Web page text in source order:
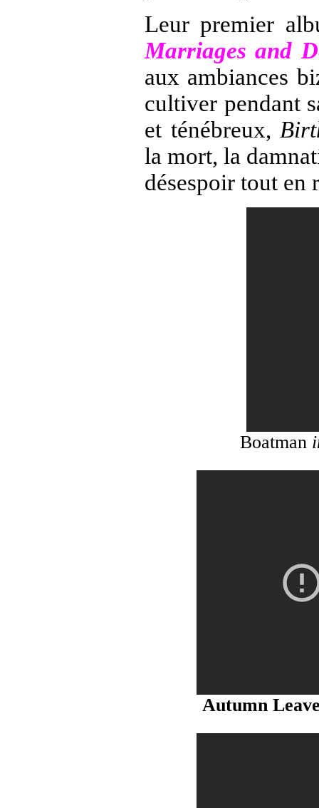
Leur premier
Marriages and
aux ambiances
cultiver pendant
et ténébreux,
la mort, la
désespoir tout en
Boatman
Autumn